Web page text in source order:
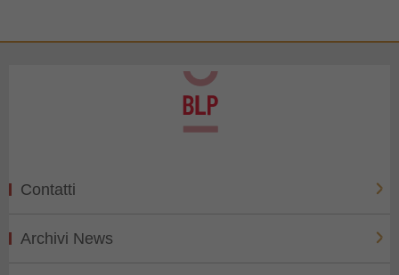
Contatti
Archivi News